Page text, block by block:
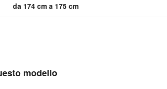
da 174 cm a 175 cm
modello